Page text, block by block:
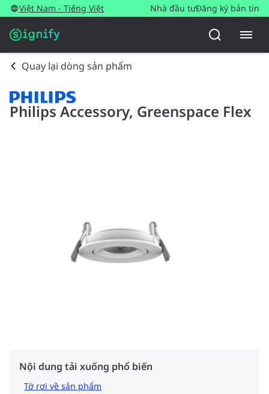
Việt Nam - Tiếng Việt Nhà đầu tưĐăng ký bản tin
Quay lại dòng sản phẩm
Philips Accessory, Greenspace Flex
Nội dung tải xuống phổ biến
Tờ rơi về sản phẩm